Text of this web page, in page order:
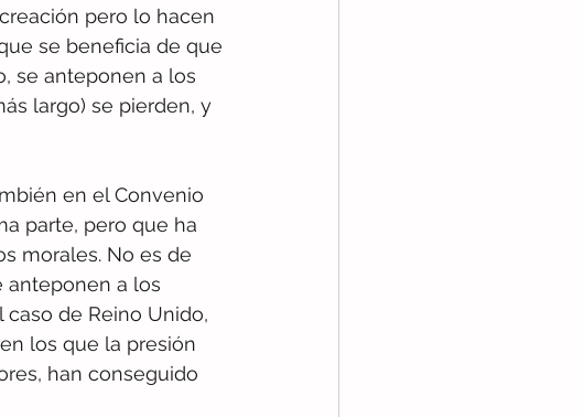
pero lo hacen
se beneficia de que
se anteponen a los
largo) se pierden, y
en el Convenio
parte, pero que ha
morales. No es de
anteponen a los
de Reino Unido,
los que la presión
han conseguido